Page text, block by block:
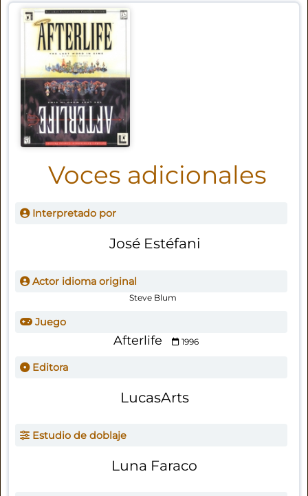
Voces adicionales
Interpretado por
José Estéfani
Actor idioma original
Steve Blum
Juego
Afterlife 1996
Editora
LucasArts
Estudio de doblaje
Luna Faraco